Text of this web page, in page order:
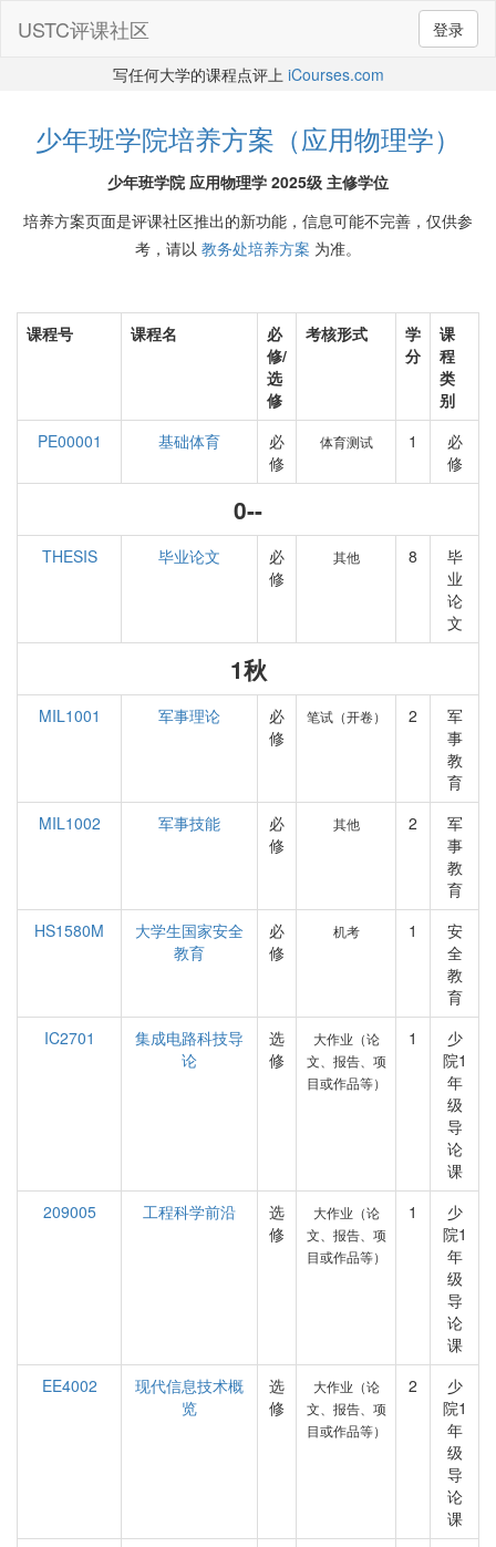
登录
USTC评课社区
写任何大学的课程点评上 iCourses.com
少年班学院培养方案（应用物理学）
少年班学院 应用物理学 2025级 主修学位
培养方案页面是评课社区推出的新功能，信息可能不完善，仅供参
考，请以 教务处培养方案 为准。
课程号 课程名
必
修/
选
修
考核形式
学
分
课
程
类
别
PE00001
基础体育
必
修
体育测试 1
必
修
0--
THESIS 毕业论文
必
修
其他 8
毕
业
论
文
1秋
MIL1001 军事理论
必
修
笔试（开卷） 2
军
事
教
育
MIL1002
军事技能
必
修
其他 2
军
事
教
育
HS1580M
大学生国家安全
教育
必
修
机考 1
安
全
教
育
IC2701
集成电路科技导
论
选
修
大作业（论
文、报告、项
目或作品等）
1
少
院1
年
级
导
论
课
209005
工程科学前沿
选
修
大作业（论
文、报告、项
目或作品等）
1
少
院1
年
级
导
论
课
EE4002
现代信息技术概
览
选
修
大作业（论
文、报告、项
目或作品等）
2
少
院1
年
级
导
论
课